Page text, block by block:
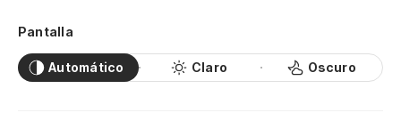
Pantalla
Automático Claro Oscuro